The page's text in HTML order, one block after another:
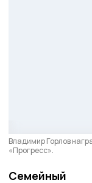
Владимир Горлов
«Прогресс».
Семейный